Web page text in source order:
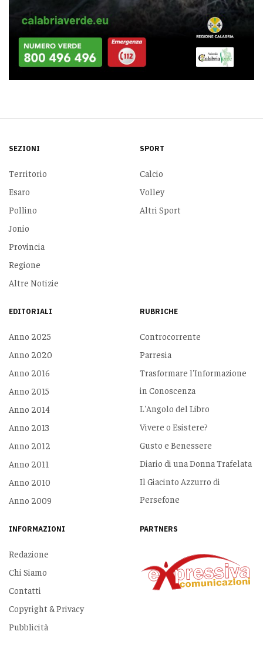
SEZIONI
Territorio
Esaro
Pollino
Jonio
Provincia
Regione
Altre Notizie
SPORT
Calcio
Volley
Altri Sport
EDITORIALI
Anno 2025
Anno 2020
Anno 2016
Anno 2015
Anno 2014
Anno 2013
Anno 2012
Anno 2011
Anno 2010
Anno 2009
RUBRICHE
Controcorrente
Parresia
Trasformare l'Informazione
in Conoscenza
L'Angolo del Libro
Vivere o Esistere?
Gusto e Benessere
Diario di una Donna Trafelata
Il Giacinto Azzurro di
Persefone
INFORMAZIONI
Redazione
Chi Siamo
Contatti
Copyright & Privacy
Pubblicità
PARTNERS